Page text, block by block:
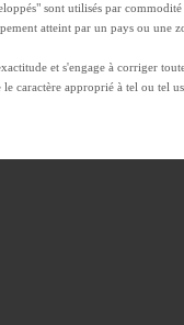
sont utilisés par
atteint par un pays ou une
et s'engage à corriger
caractère approprié à tel ou tel